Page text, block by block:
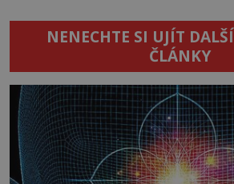
NENECHTE SI UJÍT
ČLÁNKY